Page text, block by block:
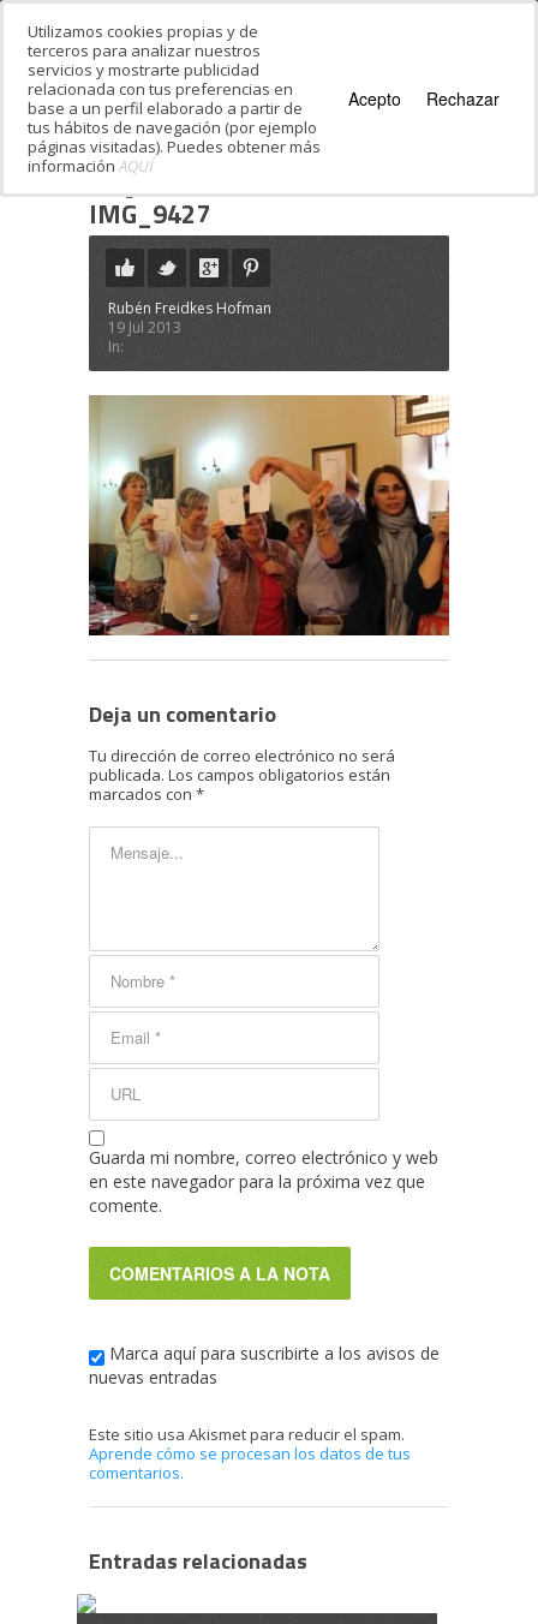
Estás en:
IMG_9427
IMG_9427
Rubén Freidkes Hofman
19 Jul 2013
In:
Deja un comentario
Tu dirección de correo electrónico no será
publicada. Los campos obligatorios están
marcados con *
Guarda mi nombre, correo electrónico y web
en este navegador para la próxima vez que
comente.
Marca aquí para suscribirte a los avisos de
nuevas entradas
Este sitio usa Akismet para reducir el spam.
Aprende cómo se procesan los datos de tus
comentarios.
Entradas relacionadas
Utilizamos cookies propias y de
terceros para analizar nuestros
servicios y mostrarte publicidad
relacionada con tus preferencias en
base a un perfil elaborado a partir de
tus hábitos de navegación (por ejemplo
páginas visitadas). Puedes obtener más
información AQUÍ
Acepto Rechazar